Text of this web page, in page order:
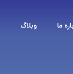
ما وبلاگ